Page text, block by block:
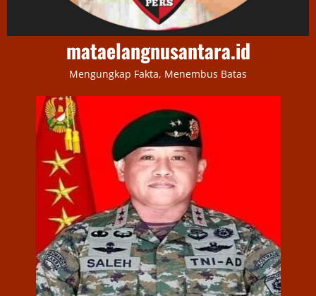
mataelangnusantara.id
Mengungkap Fakta, Menembus Batas